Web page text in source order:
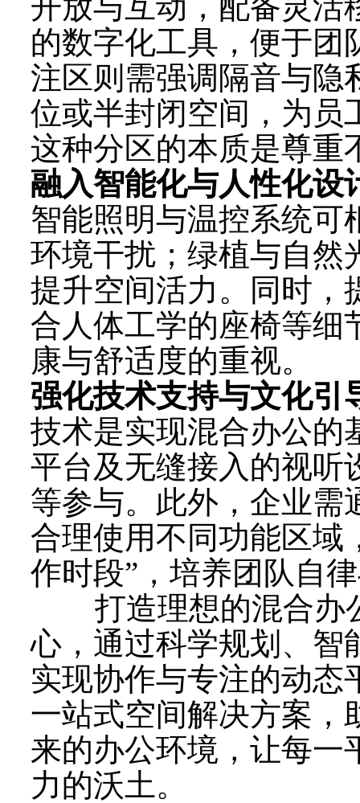
的数字化工具，便于团
注区则需强调隔音与隐
位或半封闭空间，为员
这种分区的本质是尊重
融入智能化与人性化
智能照明与温控系统可
环境干扰；绿植与自然
提升空间活力。同时，
合人体工学的座椅等细
康与舒适度的重视。
强化技术支持与文化
技术是实现混合办公的
平台及无缝接入的视听
等参与。此外，企业需
合理使用不同功能区域
作时段”，培养团队自
打造理想的混合办
心，通过科学规划、智
实现协作与专注的动态
一站式空间解决方案，
来的办公环境，让每一
力的沃土。